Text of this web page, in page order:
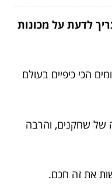
לדעת על מכונות
הכי כיפיים בעולם
של שחקנים, והרבה
את זה חכם.